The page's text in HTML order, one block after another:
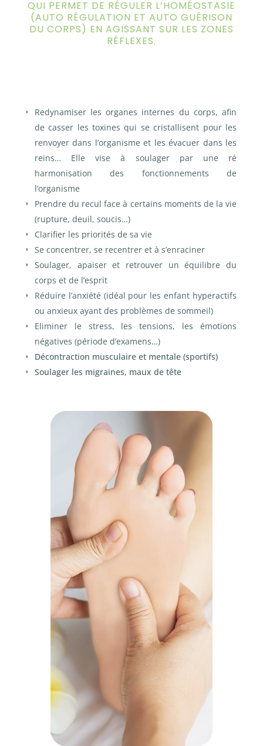
QUI PERMET DE RÉGULER L’HOMÉOSTASIE
(AUTO RÉGULATION ET AUTO GUÉRISON
DU CORPS) EN AGISSANT SUR LES ZONES
RÉFLEXES.
Redynamiser les organes internes du corps, afin
de casser les toxines qui se cristallisent pour les
renvoyer dans l’organisme et les évacuer dans les
reins… Elle vise à soulager par une ré
harmonisation des fonctionnements de
l’organisme
Prendre du recul face à certains moments de la vie
(rupture, deuil, soucis…)
Clarifier les priorités de sa vie
Se concentrer, se recentrer et à s’enraciner
Soulager, apaiser et retrouver un équilibre du
corps et de l’esprit
Réduire l’anxiété (idéal pour les enfant hyperactifs
ou anxieux ayant des problèmes de sommeil)
Eliminer le stress, les tensions, les émotions
négatives (période d’examens…)
Décontraction musculaire et mentale (sportifs)
Soulager les migraines, maux de tête